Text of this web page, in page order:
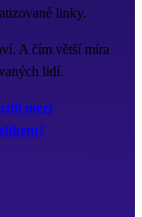
linky.
A čím větší míra
lidí.
mezi